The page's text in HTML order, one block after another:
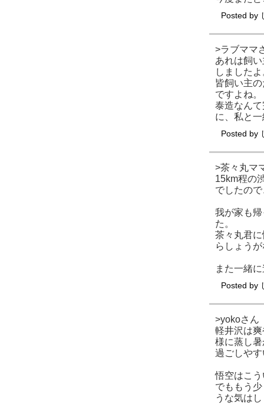
Posted by
>ラブママ
あれは飼
しました
皆飼い主
ですよね。
泰造なん
に、私と
Posted by
>茶々丸マ
15km程の
でしたの
我が家も
た。
茶々丸君
らしょう
また一緒
Posted by
>yokoさん
軽井沢は
様に蒸し
過ごしや
悟空はこ
でももう
うな気は